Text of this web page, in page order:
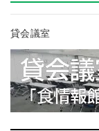
貸会議室